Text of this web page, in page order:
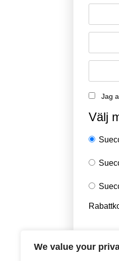
We value your
Jag
Välj
Välj